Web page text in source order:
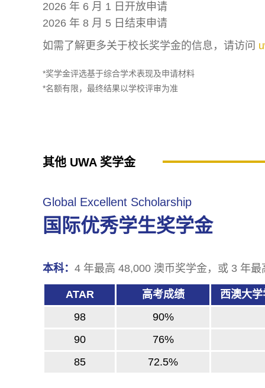
n
b
2026 年 6 月 1 日开放申请
2026 年 8 月 5 日结束申请
如需了解更多关于校长奖学金的信息，请访问
*奖学金评选基于综合学术表现及申请材料
*名额有限，最终结果以学校评审为准
其他 UWA 奖学金
Global Excellent Scholarship
国际优秀学生奖学金
本科： 4 年最⾼ 48,000 澳币奖学金，或 3 年
ATAR 高考成绩 西澳大
98
90%
90
76%
85
72.5%